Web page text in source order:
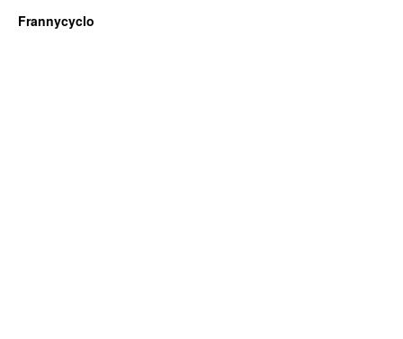
Frannycyclo